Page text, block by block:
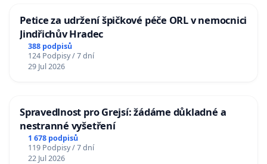
Petice za udržení špičkové péče ORL v nemocnici
Jindřichův Hradec
388 podpisů
124 Podpisy / 7 dní
29 Jul 2026
Spravedlnost pro Grejsí: žádáme důkladné a
nestranné vyšetření
1 678 podpisů
119 Podpisy / 7 dní
22 Jul 2026